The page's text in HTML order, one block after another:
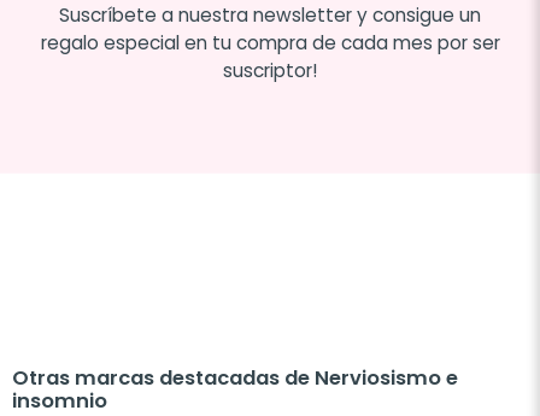
Suscríbete a nuestra newsletter y consigue un
regalo especial en tu compra de cada mes por ser
suscriptor!
Otras marcas destacadas de Nerviosismo e
insomnio